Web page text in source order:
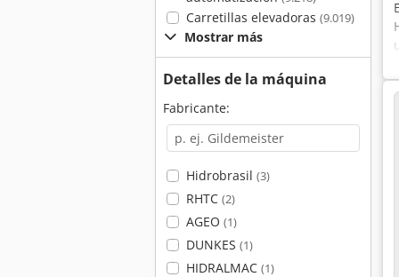
Carretillas elevadoras (9.019)
Mostrar más
Detalles de la máquina
Fabricante:
Hidrobrasil (3)
RHTC (2)
AGEO (1)
DUNKES (1)
HIDRALMAC (1)